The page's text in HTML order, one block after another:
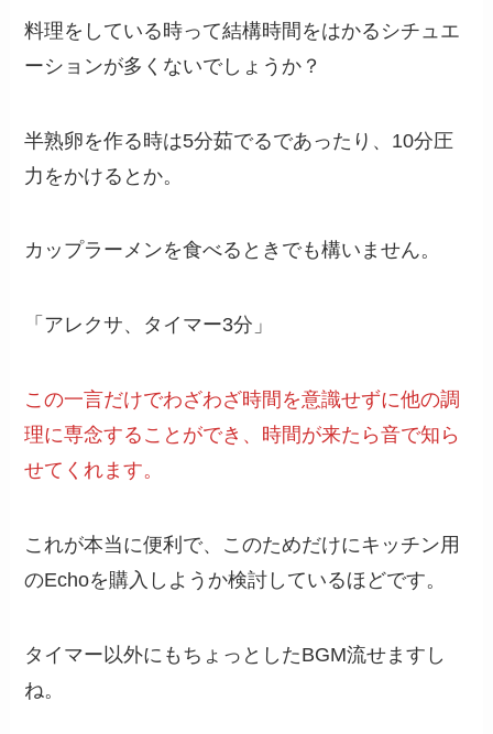
料理をしている時って結構時間をはかるシチュエ
ーションが多くないでしょうか？
半熟卵を作る時は5分茹でるであったり、10分圧
力をかけるとか。
カップラーメンを食べるときでも構いません。
「アレクサ、タイマー3分」
この一言だけでわざわざ時間を意識せずに他の調
理に専念することができ、時間が来たら音で知ら
せてくれます。
これが本当に便利で、このためだけにキッチン用
のEchoを購入しようか検討しているほどです。
タイマー以外にもちょっとしたBGM流せますし
ね。